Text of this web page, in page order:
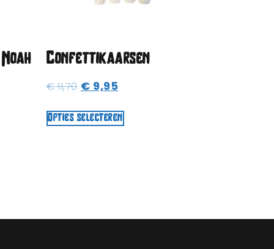
Confettikaarsen
€11,70 € 9,95
Opties selecteren